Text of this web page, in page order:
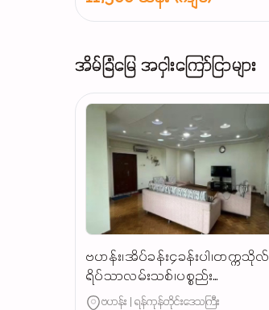
အိမ်ခြံမြေ အငှါးကြော်ငြာများ
ဗဟန်း၊အိပ်ခန်း၄ခန်းပါ၊တက္ကသိုလ်
ရိပ်သာလမ်းသစ်၊ပစ္စည်း
စုံCondoအငှါးမို့၊စရန်ဦးသူရ👉☎️
ဗဟန်း | ရန်ကုန်တိုင်းဒေသကြီး